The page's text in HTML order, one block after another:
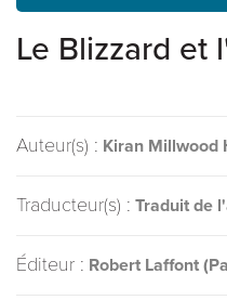
Le Blizzard et
Auteur(s) : Kiran Millwood
Traducteur(s) : Traduit de
Éditeur : Robert Laffont